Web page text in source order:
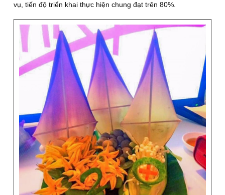
vụ, tiến độ triển khai thực hiện chung đạt trên 80%.